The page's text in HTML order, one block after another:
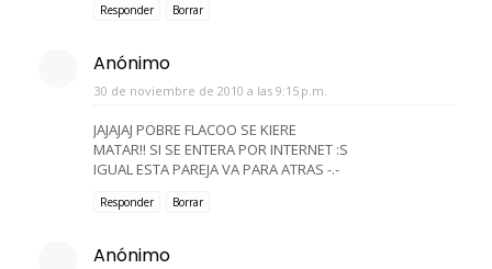
Responder Borrar
Anónimo
30 de noviembre de 2010 a las 9:15 p.m.
JAJAJAJ POBRE FLACOO SE KIERE
MATAR!! SI SE ENTERA POR INTERNET :S
IGUAL ESTA PAREJA VA PARA ATRAS -.-
Responder Borrar
Anónimo